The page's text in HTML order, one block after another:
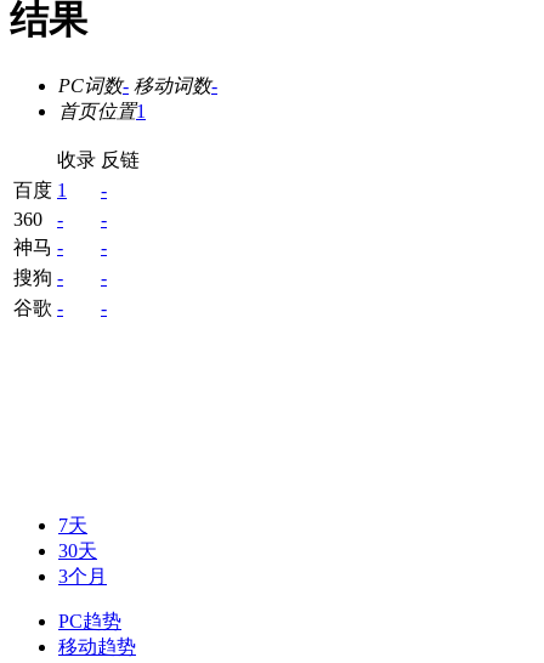
结果
PC词数- 移动词数-
首页位置1
收录 反链
百度 1
-
360
-
-
神马 -
-
搜狗 -
-
谷歌 - -
7天
30天
3个月
PC趋势
移动趋势